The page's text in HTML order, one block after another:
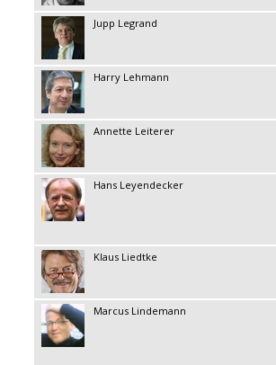
Jupp Legrand
Harry Lehmann
Annette Leiterer
Hans Leyendecker
Klaus Liedtke
Marcus Lindemann